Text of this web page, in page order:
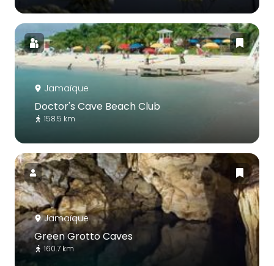
Jamaïque
Doctor's Cave Beach Club
158.5 km
Jamaïque
Green Grotto Caves
160.7 km